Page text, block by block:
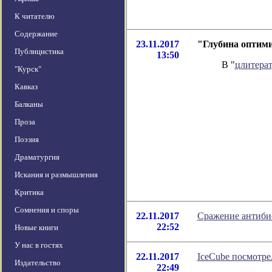
К читателю
Содержание
Публицистика
"Курск"
Кавказ
Балканы
Проза
Поэзия
Драматургия
Искания и размышления
Критика
Сомнения и споры
Новые книги
У нас в гостях
Издательство
23.11.2017
13:50
"Глубина
В "
22.11.2017
22:52
Сражение
22.11.2017
22:49
IceCube